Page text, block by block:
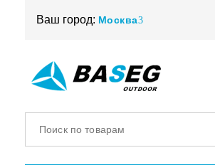
Ваш город: Москва